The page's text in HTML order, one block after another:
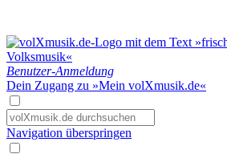
Benutzer-Anmeldung
Dein Zugang zu »Mein volXmusik.de«
Navigation überspringen